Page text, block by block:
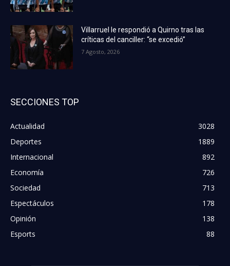
Villarruel le respondió a Quirno tras las
críticas del canciller: “se excedió”
7 Agosto, 2026
SECCIONES TOP
Actualidad
3028
Deportes
1889
Internacional
892
Economía
726
Sociedad
713
Espectáculos
178
Opinión
138
Esports
88